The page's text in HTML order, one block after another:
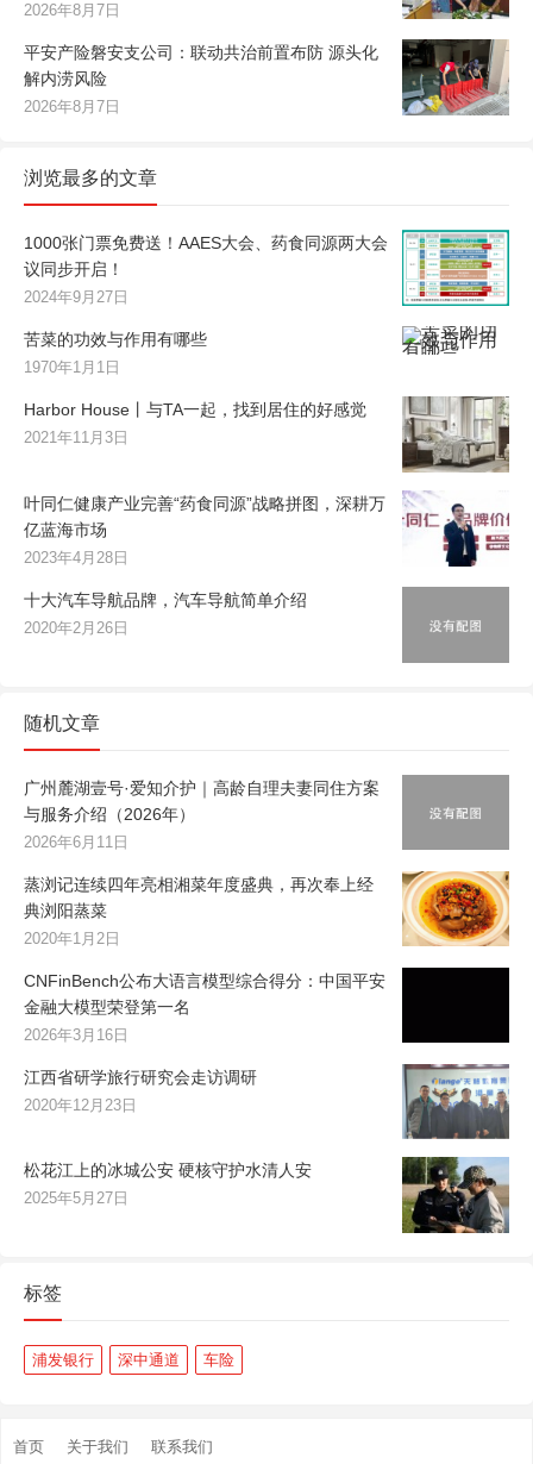
2026年8月7日
平安产险磐安支公司：联动共治前置布防 源头化
解内涝风险
2026年8月7日
浏览最多的文章
1000张门票免费送！AAES大会、药食同源两大会
议同步开启！
2024年9月27日
苦菜的功效与作用有哪些
1970年1月1日
Harbor House丨与TA一起，找到居住的好感觉
2021年11月3日
叶同仁健康产业完善“药食同源”战略拼图，深耕万
亿蓝海市场
2023年4月28日
十大汽车导航品牌，汽车导航简单介绍
2020年2月26日
随机文章
广州麓湖壹号·爱知介护｜高龄自理夫妻同住方案
与服务介绍（2026年）
2026年6月11日
蒸浏记连续四年亮相湘菜年度盛典，再次奉上经
典浏阳蒸菜
2020年1月2日
CNFinBench公布大语言模型综合得分：中国平安
金融大模型荣登第一名
2026年3月16日
江西省研学旅行研究会走访调研
2020年12月23日
松花江上的冰城公安 硬核守护水清人安
2025年5月27日
标签
浦发银行 深中通道 车险
首页 关于我们 联系我们